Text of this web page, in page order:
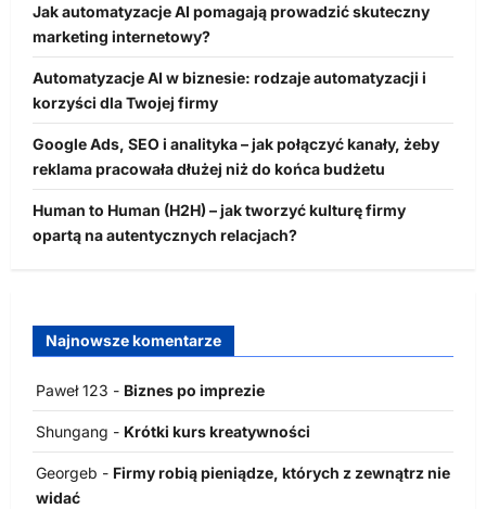
Jak automatyzacje AI pomagają prowadzić skuteczny
marketing internetowy?
Automatyzacje AI w biznesie: rodzaje automatyzacji i
korzyści dla Twojej firmy
Google Ads, SEO i analityka – jak połączyć kanały, żeby
reklama pracowała dłużej niż do końca budżetu
Human to Human (H2H) – jak tworzyć kulturę firmy
opartą na autentycznych relacjach?
Najnowsze komentarze
Paweł 123 - Biznes po imprezie
Shungang - Krótki kurs kreatywności
Georgeb - Firmy robią pieniądze, których z zewnątrz nie
widać